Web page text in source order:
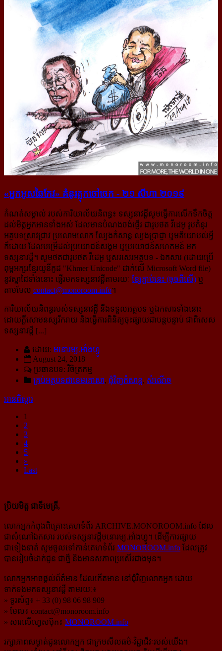
«អ្នក​អូស​ឆៃកែវ» គំនូរ​ត្លុក​ចៅ​ចេក - ២១ សីហា ២០១៩
កំណត់សម្គាល់ របស់ការិយាល័យនិពន្ធ៖ ទស្សនាវដ្ដីសូមធ្វើការលើកទឹកចិត្ត
ដល់មិត្តអ្នកអានទាំងអស់ ដែលមានបំណងចង់ផ្ញើរ ជា​រូបថត វីដេអូ រូបគំនូរ
អត្ថបទ​​ស្រាវជ្រាវ ប្រលោមលោក ល្បែង​កំសាន្ដ ល្បងប្រាជ្ញា ឬមតិយោបល់អ្វី
ក៏ដោយ ដែលបម្រើ​ដល់​ប្រយោជន៍​សង្គម ឬប្រយោជន៍សហគមន៍ មក
ទស្សនាវដ្ដី។ សូមថតជារូបថត វីដេអូ ឬសរសេរ​អត្ថបទ - ឯកសារ (ដោយ​ប្រើ
ពុម្ពអក្សរខ្មែរ​យូនីកូដ "Khmer Unicode" ដាក់លើ Microsoft Word file)
នូវស្នាដៃទាំងនោះ ផ្ញើរ​មកទស្សនាវដ្ដី​តាម​រយៈ ខ្សែភ្ជាប់នេះ (ចុចពីលើ) ឬ
តាមមែល contact@monoroom.info។
ការិយាល័យនិពន្ធរបស់ទស្សនាវដ្ដី នឹងទទួលអត្ថបទ ឬឯកសារទាំងនោះ
ដោយក្ដីសោមនស្សរីករាយ និង​ធ្វើការ​​ពិនិត្យ​ចុះ​ផ្សាយជាបន្តបន្ទាប់ ជាពិសេស​
ទស្សនាវដ្ដី [...]
ដោយ: មនោរម្យ.អាំងហ្វូ
August 24, 2018
ប្រធានបទ: វិចិត្រកម្ម
គ្រប់អត្ថបទជាខេមរភាសា, ជុំវិញកំសាន្ដ, សំណើច
អានពិស្ដារ
1
2
3
4
5
»
Last
ប្រិយមិត្ត ជាទីមេត្រី,
លោកអ្នកកំពុងពិគ្រោះគេហទំព័រ ARCHIVE.MONOROOM.info ដែល
ជាសំណៅឯកសារ របស់ទស្សនាវដ្ដីមនោរម្យ.អាំងហ្វូ។ ដើម្បីការផ្សាយ
ជាទៀងទាត់ សូមចូលទៅកាន់​គេហទំព័រ MONOROOM.info ដែលត្រូវ
បានរៀបចំដាក់ជូន ជាថ្មី និងមានសភាពប្រសើរជាងមុន។
លោកអ្នកអាចផ្ដល់ព័ត៌មាន ដែលកើតមាន នៅជុំវិញលោកអ្នក ដោយ
ទាក់ទងមកទស្សនាវដ្ដី តាមរយៈ៖
» ទូរស័ព្ទ៖ + 33 (0) 98 06 98 909
» មែល៖ contact@monoroom.info
» សារលើហ្វេសប៊ុក៖ MONOROOM.info
រក្សាភាពសម្ងាត់ជូនលោកអ្នក ជាក្រមសីលធម៌-​វិជ្ជាជីវៈ​របស់យើង។